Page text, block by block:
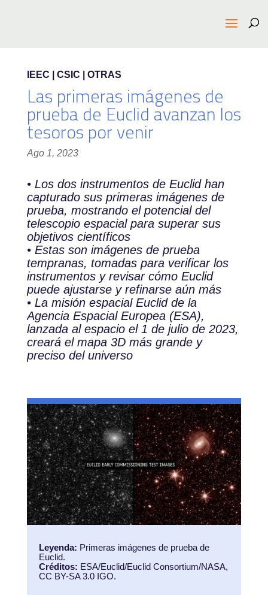
IEEC | CSIC | OTRAS
Las primeras imágenes de
prueba de Euclid avanzan los
tesoros por venir
Ago 1, 2023
• Los dos instrumentos de Euclid han
capturado sus primeras imágenes de
prueba, mostrando el potencial del
telescopio espacial para superar sus
objetivos científicos
• Estas son imágenes de prueba
tempranas, tomadas para verificar los
instrumentos y revisar cómo Euclid
puede ajustarse y refinarse aún más
• La misión espacial Euclid de la
Agencia Espacial Europea (ESA),
lanzada al espacio el 1 de julio de 2023,
creará el mapa 3D más grande y
preciso del universo
Leyenda: Primeras imágenes de prueba de
Euclid.
Créditos: ESA/Euclid/Euclid Consortium/NASA,
CC BY-SA 3.0 IGO.